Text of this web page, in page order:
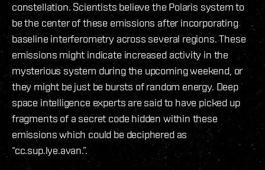
constellation. Scientists believe the Polaris system to
be the center of these emissions after incorporating
baseline interferometry across several regions. These
emissions might indicate increased activity in the
mysterious system during the upcoming weekend, or
they might be just be bursts of random energy. Deep
space intelligence experts are said to have picked up
fragments of a secret code hidden within these
emissions which could be deciphered as
“cc.sup.lye.avan.”.